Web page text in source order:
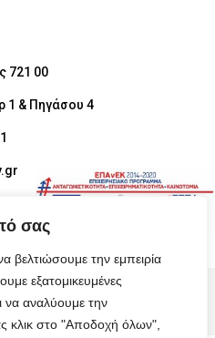
σας
βελτιώσουμε την εμπειρία
εξατομικευμένες
να αναλύουμε την
κλικ στο "Αποδοχή όλων",
721 00
1 & Πηγάσου 4
RESERVED​